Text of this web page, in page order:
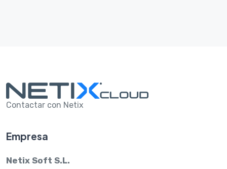
Contactar con Netix
Empresa
Netix Soft S.L.